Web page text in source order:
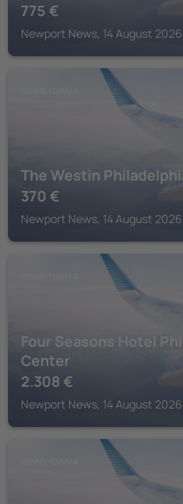
775 €
Newport News, 14 August
The Westin
370 €
Newport News, 14 August
Four Seasons Hotel
Center
2.308 €
Newport News, 14 August